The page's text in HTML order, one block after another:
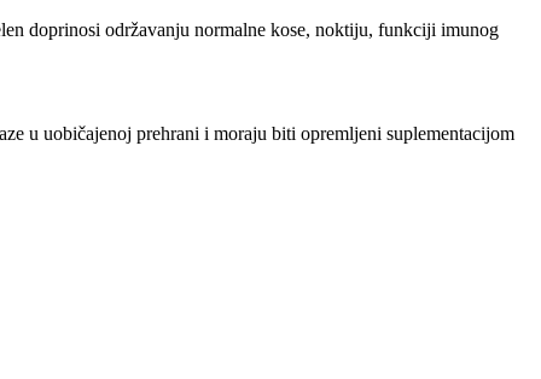
doprinosi održavanju normalne kose, noktiju, funkciji imunog
u uobičajenoj prehrani i moraju biti opremljeni suplementacijom